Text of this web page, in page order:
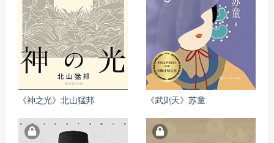
《神之光》北山猛邦 《武则天》苏童